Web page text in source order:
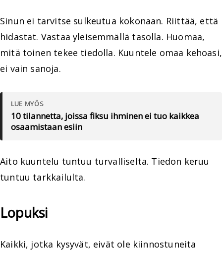
Sinun ei tarvitse sulkeutua kokonaan. Riittää, että
hidastat. Vastaa yleisemmällä tasolla. Huomaa,
mitä toinen tekee tiedolla. Kuuntele omaa kehoasi,
ei vain sanoja.
LUE MYÖS
10 tilannetta, joissa fiksu ihminen ei tuo kaikkea
osaamistaan esiin
Aito kuuntelu tuntuu turvalliselta. Tiedon keruu
tuntuu tarkkailulta.
Lopuksi
Kaikki, jotka kysyvät, eivät ole kiinnostuneita